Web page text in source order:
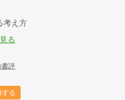
考え方
る
書評
る